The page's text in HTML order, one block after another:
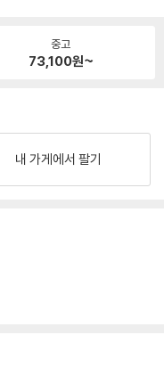
중고
73,100원~
내 가게에서 팔기